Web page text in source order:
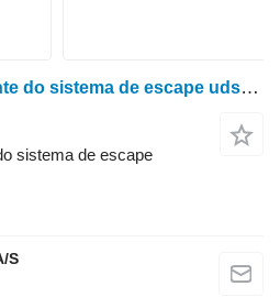
Outra peça sobressalente do sistema de escape udstødning para trator de rodas Case 7130
sistema de escape
S